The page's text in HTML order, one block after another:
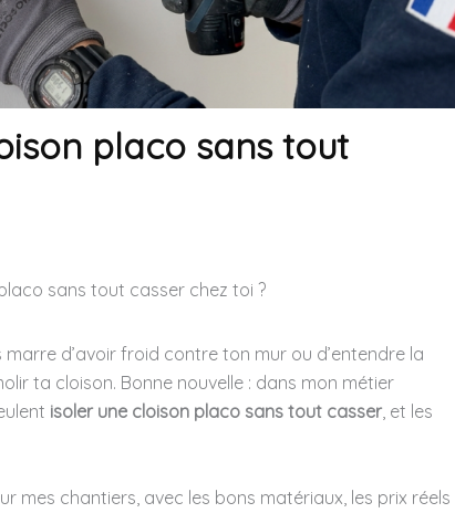
placo sans tout
sans tout casser chez toi ?
d’avoir froid contre ton mur ou d’entendre la
ta cloison. Bonne nouvelle : dans mon métier
isoler une cloison placo sans tout casser, et les
mes chantiers, avec les bons matériaux, les prix réels